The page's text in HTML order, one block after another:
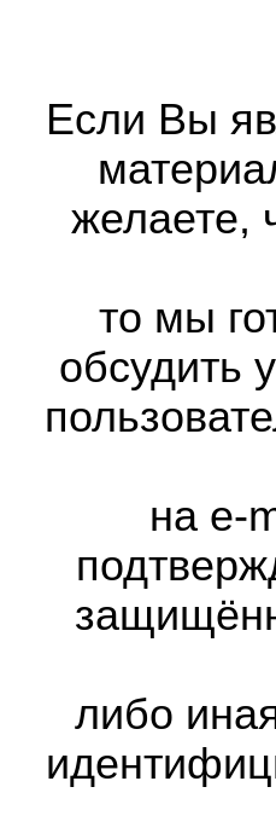
Если Вы
желаете,
то мы
обсудить
на e-
либо